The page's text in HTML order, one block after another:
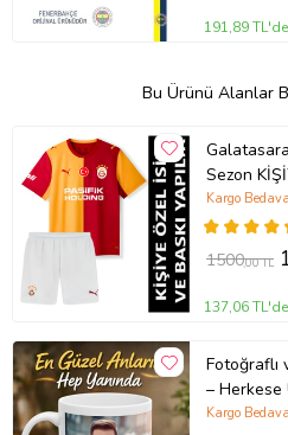
191,89
Bu Ürünü Alanlar
Sezon
NUMARA
Forması
Kargo Bedava
1500,00 TL
137,06
Fotoğraflı
– Herkese
Porselen
Kargo Bedava